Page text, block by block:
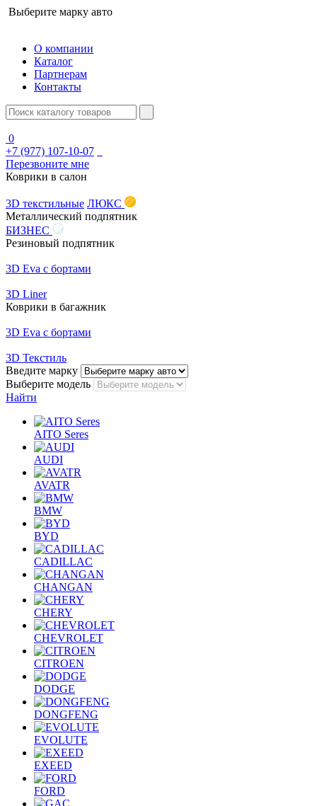
Выберите марку авто
О компании
Каталог
Партнерам
Контакты
0
+7 (977) 107-10-07
Перезвоните мне
Коврики в салон
3D текстильные ЛЮКС
Металлический подпятник
БИЗНЕС
Резиновый подпятник
3D Eva с бортами
3D Liner
Коврики в багажник
3D Eva с бортами
3D Текстиль
Введите марку
Выберите модель
Найти
AITO Seres
AUDI
AVATR
BMW
BYD
CADILLAC
CHANGAN
CHERY
CHEVROLET
CITROEN
DODGE
DONGFENG
EVOLUTE
EXEED
FORD